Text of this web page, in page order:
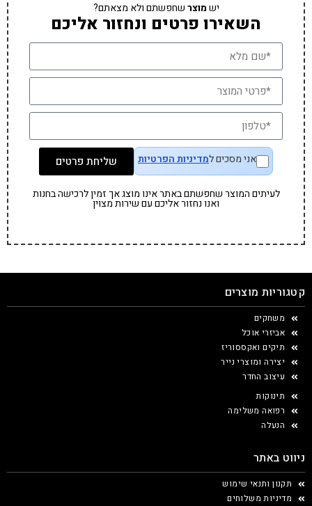
ישמוצרשחפשתם ולא מצאתם?
השאירו פרטים ונחזור אליכם
אני מסכים למדיניות הפרטיות שליחת פרטים
לעיתים המוצר שחפשתם באתר אינו מוצג אך זמין לרכישה בחנות
ואנו נחזור אליכם עם שירות מצוין
קטגוריות מוצרים
משחקים
אביזרי אוכל
תיקים ואקססוריז
יצירה ומוצרי נייר
עיצוב החדר
תינוקות
רפואה משלימה
הנעלה
ניווט באתר
תקנון ותנאי שימוש
מדיניות משלוחים